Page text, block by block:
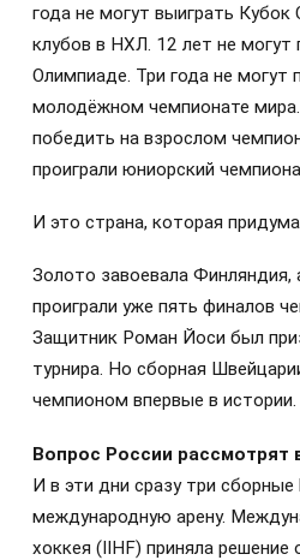
года не могут выиграть Кубок
клубов в НХЛ. 12 лет не могут
Олимпиаде. Три года не могут
молодёжном чемпионате мира.
победить на взрослом
проиграли юниорский
И это страна, которая
Золото завоевала
проиграли уже пять финалов
Защитник Роман Йоси был
турнира. Но сборная
чемпионом впервые в истории.
Вопрос России рассмотрят
И в эти дни сразу три сборные
международную арену.
хоккея (IIHF) приняла решение